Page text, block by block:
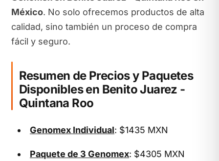
México. No solo ofrecemos productos de alta
calidad, sino también un proceso de compra
fácil y seguro.
Resumen de Precios y Paquetes
Disponibles en Benito Juarez -
Quintana Roo
Genomex Individual: $1435 MXN
Paquete de 3 Genomex: $4305 MXN